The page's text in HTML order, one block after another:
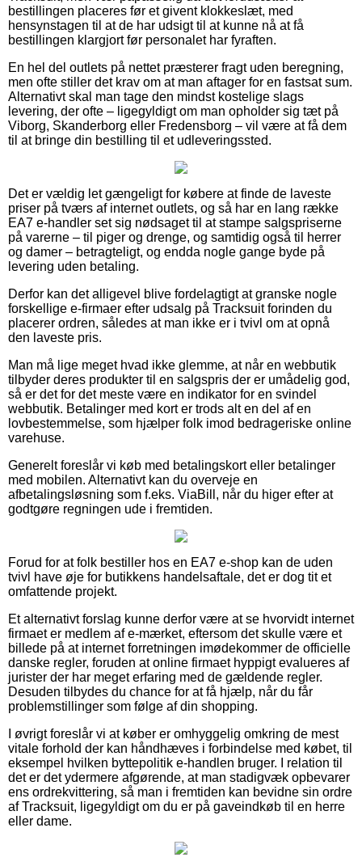
bestillingen placeres før et givent klokkeslæt, med
hensynstagen til at de har udsigt til at kunne nå at få
bestillingen klargjort før personalet har fyraften.
En hel del outlets på nettet præsterer fragt uden beregning,
men ofte stiller det krav om at man aftager for en fastsat sum.
Alternativt skal man tage den mindst kostelige slags
levering, der ofte – ligegyldigt om man opholder sig tæt på
Viborg, Skanderborg eller Fredensborg – vil være at få dem
til at bringe din bestilling til et udleveringssted.
Det er vældig let gængeligt for købere at finde de laveste
priser på tværs af internet outlets, og så har en lang række
EA7 e-handler set sig nødsaget til at stampe salgspriserne
på varerne – til piger og drenge, og samtidig også til herrer
og damer – betragteligt, og endda nogle gange byde på
levering uden betaling.
Derfor kan det alligevel blive fordelagtigt at granske nogle
forskellige e-firmaer efter udsalg på Tracksuit forinden du
placerer ordren, således at man ikke er i tvivl om at opnå
den laveste pris.
Man må lige meget hvad ikke glemme, at når en webbutik
tilbyder deres produkter til en salgspris der er umådelig god,
så er det for det meste være en indikator for en svindel
webbutik. Betalinger med kort er trods alt en del af en
lovbestemmelse, som hjælper folk imod bedrageriske online
varehuse.
Generelt foreslår vi køb med betalingskort eller betalinger
med mobilen. Alternativt kan du overveje en
afbetalingsløsning som f.eks. ViaBill, når du higer efter at
godtgøre regningen ude i fremtiden.
Forud for at folk bestiller hos en EA7 e-shop kan de uden
tvivl have øje for butikkens handelsaftale, det er dog tit et
omfattende projekt.
Et alternativt forslag kunne derfor være at se hvorvidt internet
firmaet er medlem af e-mærket, eftersom det skulle være et
billede på at internet forretningen imødekommer de officielle
danske regler, foruden at online firmaet hyppigt evalueres af
jurister der har meget erfaring med de gældende regler.
Desuden tilbydes du chance for at få hjælp, når du får
problemstillinger som følge af din shopping.
I øvrigt foreslår vi at køber er omhyggelig omkring de mest
vitale forhold der kan håndhæves i forbindelse med købet, til
eksempel hvilken byttepolitik e-handlen bruger. I relation til
det er det ydermere afgørende, at man stadigvæk opbevarer
ens ordrekvittering, så man i fremtiden kan bevidne sin ordre
af Tracksuit, ligegyldigt om du er på gaveindkøb til en herre
eller dame.